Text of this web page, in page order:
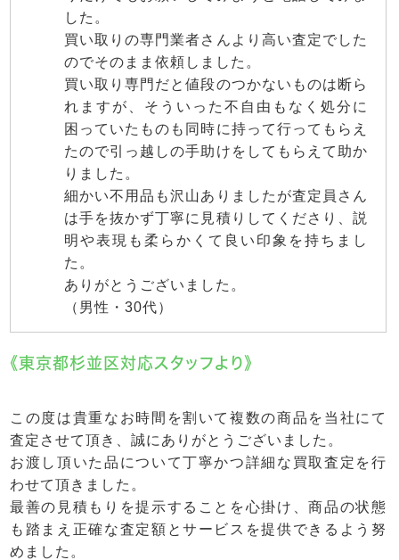
した。
買い取りの専門業者さんより高い査定でした
のでそのまま依頼しました。
買い取り専門だと値段のつかないものは断ら
れますが、そういった不自由もなく処分に
困っていたものも同時に持って行ってもらえ
たので引っ越しの手助けをしてもらえて助か
りました。
細かい不用品も沢山ありましたが査定員さん
は手を抜かず丁寧に見積りしてくださり、説
明や表現も柔らかくて良い印象を持ちまし
た。
ありがとうございました。
（男性・30代）
《東京都杉並区対応スタッフより》
この度は貴重なお時間を割いて複数の商品を当社にて
査定させて頂き、誠にありがとうございました。
お渡し頂いた品について丁寧かつ詳細な買取査定を行
わせて頂きました。
最善の見積もりを提示することを心掛け、商品の状態
も踏まえ正確な査定額とサービスを提供できるよう努
めました。